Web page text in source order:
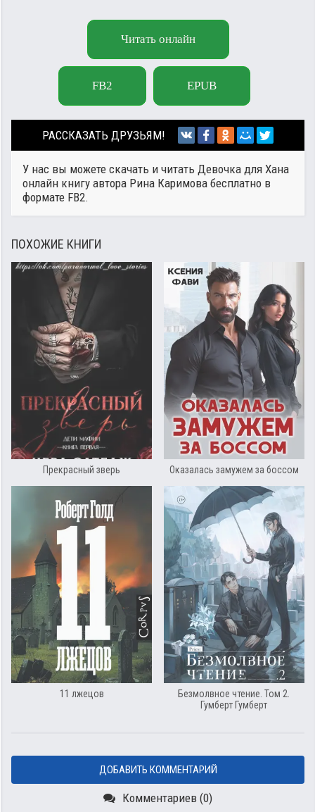
Читать онлайн
FB2 EPUB
РАССКАЗАТЬ ДРУЗЬЯМ!
У нас вы можете скачать и читать Девочка для Хана
онлайн книгу автора Рина Каримова бесплатно в
формате FB2.
ПОХОЖИЕ КНИГИ
Прекрасный зверь Оказалась замужем за боссом
11 лжецов
Безмолвное чтение. Том 2.
Гумберт Гумберт
ДОБАВИТЬ КОММЕНТАРИЙ
Комментариев (0)